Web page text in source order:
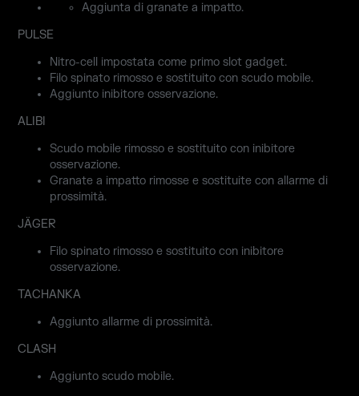
Aggiunta di granate a impatto.
PULSE
Nitro-cell impostata come primo slot gadget.
Filo spinato rimosso e sostituito con scudo mobile.
Aggiunto inibitore osservazione.
ALIBI
Scudo mobile rimosso e sostituito con inibitore
osservazione.
Granate a impatto rimosse e sostituite con allarme di
prossimità.
JÄGER
Filo spinato rimosso e sostituito con inibitore
osservazione.
TACHANKA
Aggiunto allarme di prossimità.
CLASH
Aggiunto scudo mobile.